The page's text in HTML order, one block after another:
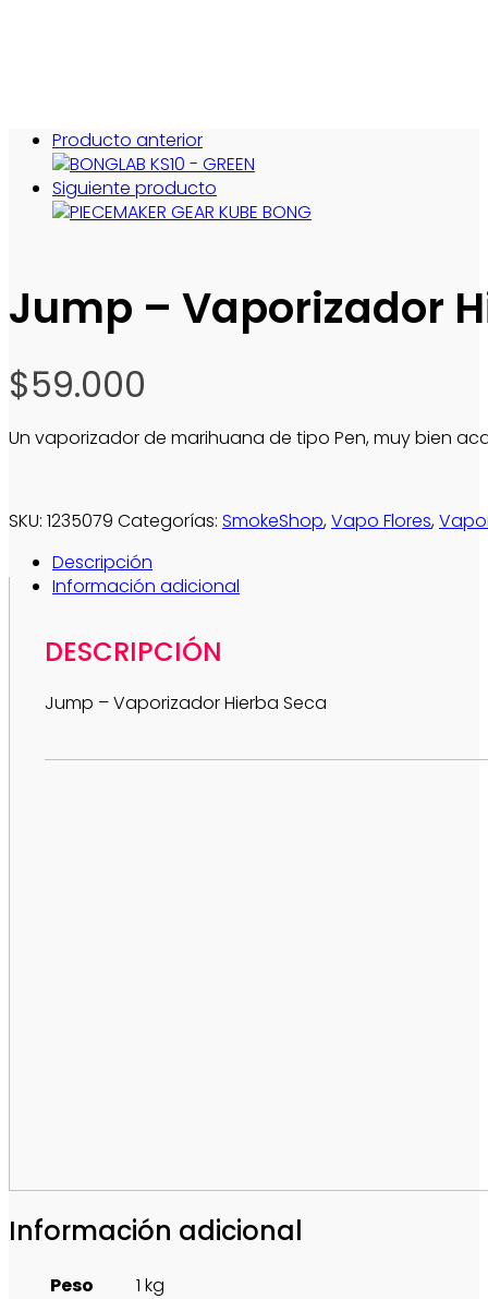
Producto anterior
Siguiente producto
Jump – Vaporizador
$59.000
Un vaporizador de marihuana de tipo Pen, muy bien
SKU: 1235079 Categorías: SmokeShop,Vapo Flores,
Descripción
Información adicional
DESCRIPCIÓN
Jump – Vaporizador Hierba Seca
Información adicional
Peso
1 kg